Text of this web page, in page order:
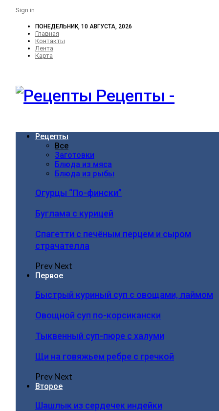
Sign in
ПОНЕДЕЛЬНИК, 10 АВГУСТА, 2026
Главная
Контакты
Лента
Карта
Рецепты -
Рецепты
Все
Заготовки
Блюда из мяса
Блюда из рыбы
Огурцы “По-фински”
Буглама с курицей
Спагетти с печёным перцем и сыром
страчателла
PrevNext
Первое
Быстрый куриный суп с овощами, лаймом
Овощной суп по-корсикански
Тыквенный суп-пюре с халуми
Щи на говяжьем ребре с гречкой
PrevNext
Второе
Шашлык из сердечек индейки